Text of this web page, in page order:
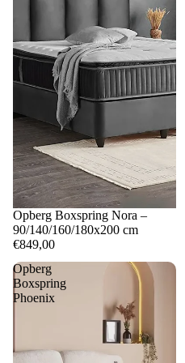
r
g
b
o
x
s
p
ri
n
n
J
a
ns
H
o
f
d
k
u
s
e
n
s
Opberg Boxspring Nora –
90/140/160/180x200 cm
€849,00
Opberg
Boxspring
Phoenix